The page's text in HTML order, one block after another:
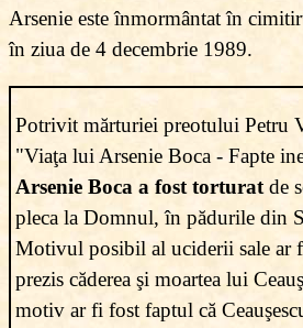
Arsenie este înmormântat în
în ziua de 4 decembrie 1989.
Potrivit mărturiei preotului Petru
"Viaţa lui Arsenie Boca - Fapte
Arsenie Boca a fost torturat de
pleca la Domnul, în pădurile din
Motivul posibil al uciderii sale ar
prezis căderea şi moartea lui
motiv ar fi fost faptul că